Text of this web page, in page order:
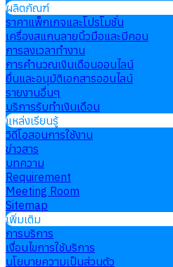
ผลิตภัณฑ์
ราคาแพ็กเกจและโปรโมชั่น
เครื่องสแกนลายนิ้วมือและบีคอน
การลงเวลาทำงาน
การคำนวณเงินเดือนออนไลน์
ยื่นและอนุมัติเอกสารออนไลน์
รายงานอื่นๆ
บริการรับทำเงินเดือน
แหล่งเรียนรู้
วิดีโอสอนการใช้งาน
ข่าวสาร
บทความ
Requirement
Meeting Room
Sitemap
เพิ่มเติม
การบริการ
เงื่อนไขการใช้บริการ
นโยบายความเป็นส่วนตัว